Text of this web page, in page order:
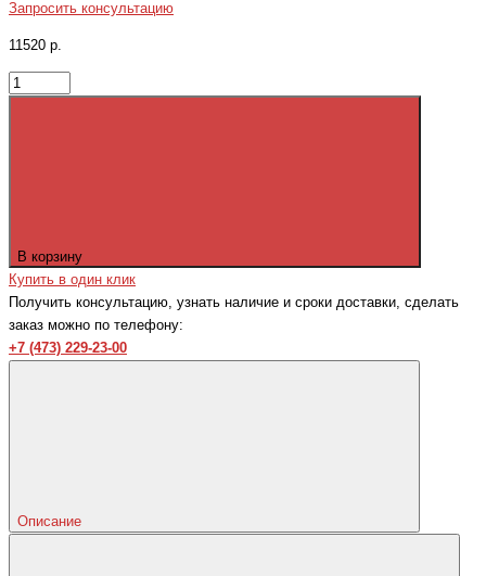
Запросить консультацию
11520 р.
В корзину
Купить в один клик
Получить консультацию, узнать наличие и сроки доставки, сделать
заказ можно по телефону:
+7 (473) 229-23-00
Описание